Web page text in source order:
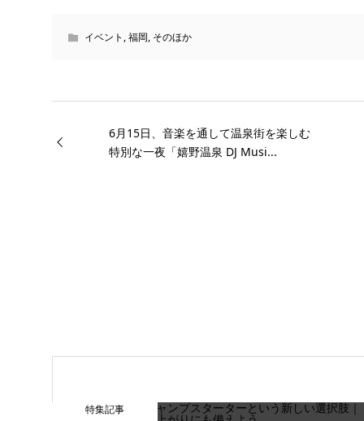
イベント ,福岡, そのほか
6月15日、音楽を通して温泉街を楽しむ
特別な一夜「嬉野温泉 DJ Musi...
特集記事